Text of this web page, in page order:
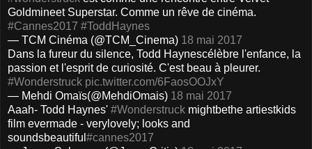
Goldmineet Superstar. Comme un rêve de cinéma.
#Cannes2017 #ToddHaynes
— TCM Cinéma (@TCM_Cinema) 18 mai 2017
Dans la fureur du silence, Todd Haynescélèbre l'enfance, la
passion et l'esprit de curiosité. C'est beau à pleurer.
#Wonderstruck pic.twitter.com/6FaosOOJxY
— Mehdi Omaïs(@MehdiOmais) 18 mai 2017
Aaah- Todd Haynes' #Wonderstruck mightbethe artiestkids
film evermade - verylovely; looks and
soundsbeautiful #cannes2017